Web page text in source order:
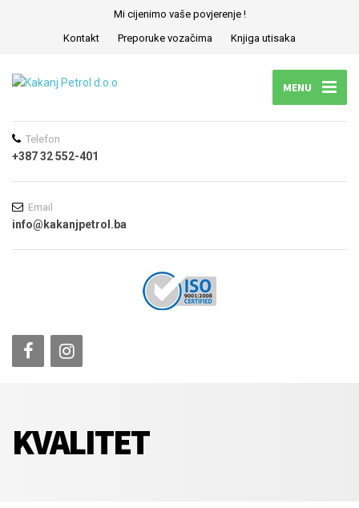
Mi cijenimo vaše povjerenje !
Kontakt
Preporuke vozačima Knjiga utisaka
MENU
Telefon
+387 32 552-401
Email
info@kakanjpetrol.ba
KVALITET